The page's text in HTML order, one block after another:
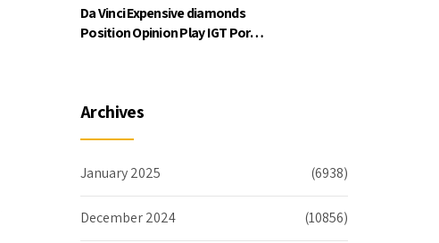
Da Vinci Expensive diamonds
Position Opinion Play IGT Ports
Archives
January 2025 (6938)
December 2024 (10856)